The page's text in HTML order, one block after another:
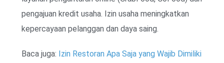
pengajuan kredit usaha. Izin usaha meningkatkan
kepercayaan pelanggan dan daya saing.
Baca juga: Izin Restoran Apa Saja yang Wajib Dimiliki